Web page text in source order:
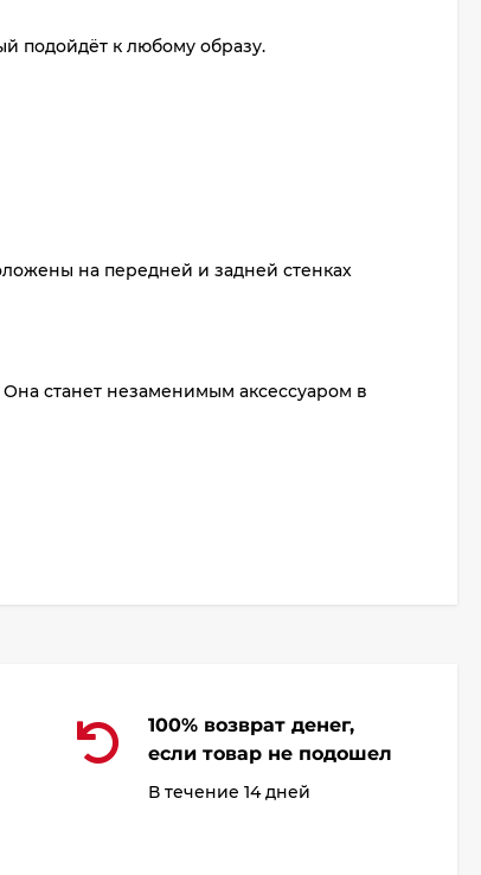
подойдёт к любому образу.
на передней и задней стенках
станет незаменимым аксессуаром в
100% возврат денег,
если товар не подошел
В течение 14 дней